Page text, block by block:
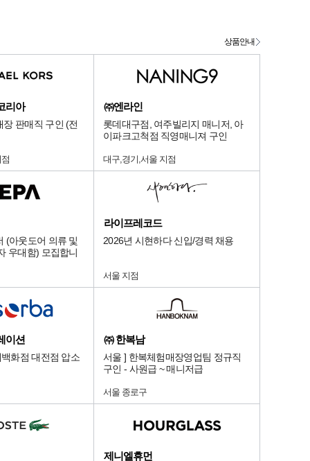
리아
판매직 구인 (전
㈜엔라인
롯데대구점, 여주빌리지 매니저, 아
이파크고척점 직영매니져 구인
대구,경기,서울 지점
(아웃도어 의류 및
우대함) 모집합니
라이프레코드
2026년 시현하다 신입/경력 채용
서울 지점
이션
화점 대전점 압소
㈜ 한복남
서울 ] 한복체험매장영업팀 정규직
구인 - 사원급 ~ 매니저급
서울 종로구
제니엘휴먼
상품안내